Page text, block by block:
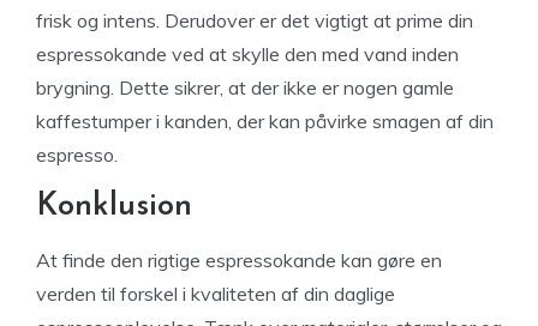
frisk og intens. Derudover er det vigtigt at prime din
espressokande ved at skylle den med vand inden
brygning. Dette sikrer, at der ikke er nogen gamle
kaffestumper i kanden, der kan påvirke smagen af din
espresso.
Konklusion
At finde den rigtige espressokande kan gøre en
verden til forskel i kvaliteten af din daglige